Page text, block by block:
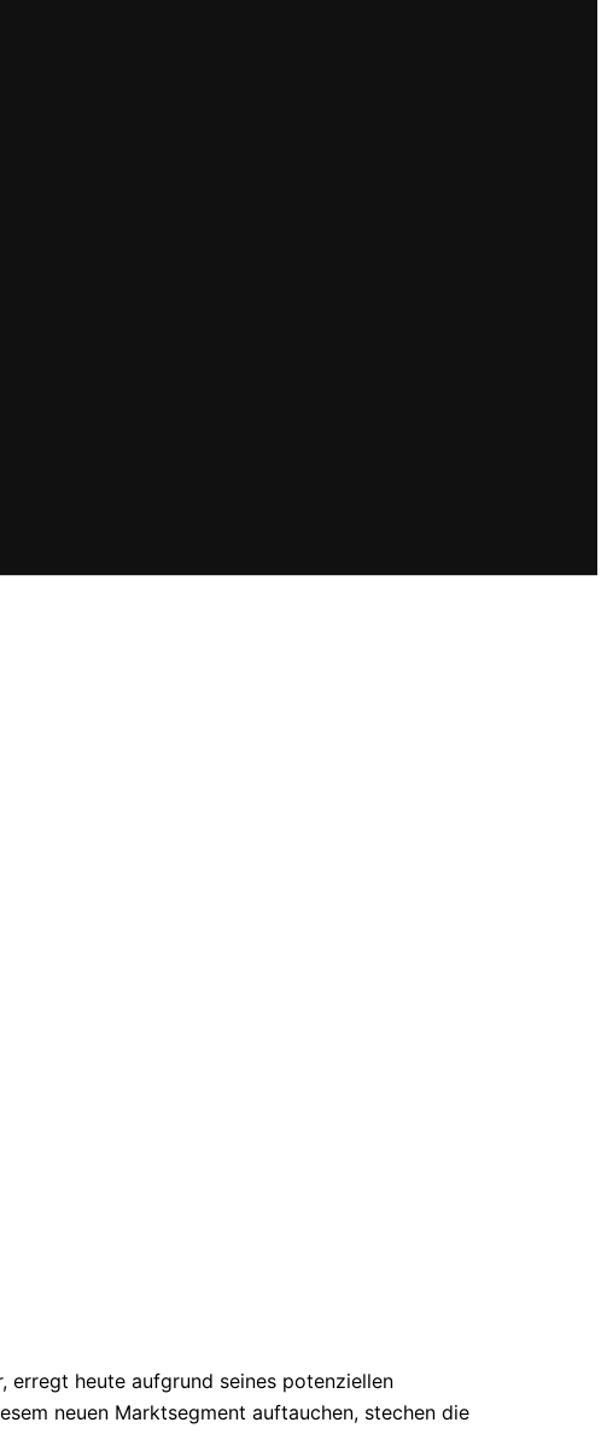
erregt heute aufgrund seines potenziellen
neuen Marktsegment auftauchen, stechen die